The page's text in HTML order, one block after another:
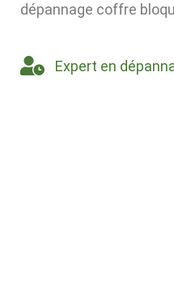
dépannage coffre
Expert en